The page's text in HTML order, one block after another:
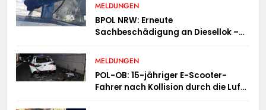
MELDUNGEN
BPOL NRW: Erneute
Sachbeschädigung an Diesellok –
MELDUNGEN
POL-OB: 15-jähriger E-Scooter-
Fahrer nach Kollision durch die Luft